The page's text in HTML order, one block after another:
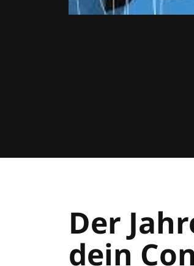
Der
dein